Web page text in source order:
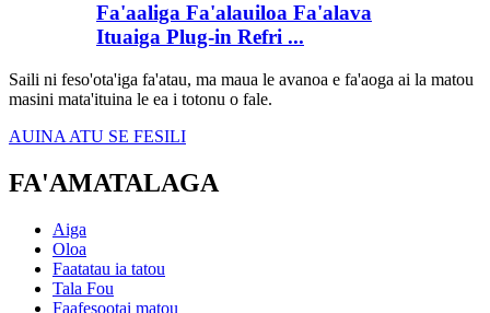
Fa'aaliga Fa'alauiloa Fa'alava
Ituaiga Plug-in Refri ...
Saili ni feso'ota'iga fa'atau, ma maua le avanoa e fa'aoga ai la matou
masini mata'ituina le ea i totonu o fale.
AUINA ATU SE FESILI
FA'AMATALAGA
Aiga
Oloa
Faatatau ia tatou
Tala Fou
Faafesootai matou